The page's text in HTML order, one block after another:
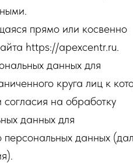
прямо или косвенно
https://apexcentr.ru.
данных для
круга лиц к
на обработку
данных для
данных